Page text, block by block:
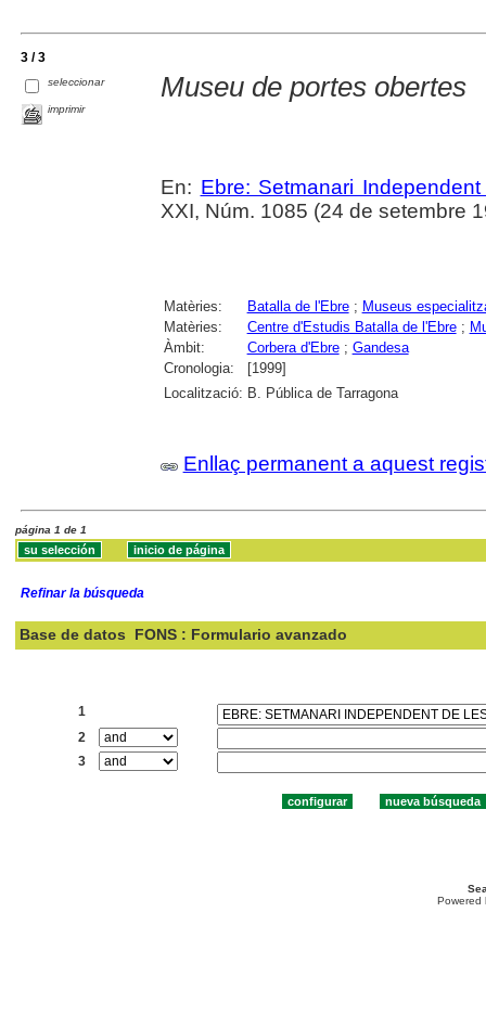
3 / 3
seleccionar
imprimir
Museu de portes obertes
En: Ebre: Setmanari
XXI, Núm. 1085 (24 de setembre
Matèries: Batalla de l'Ebre; Museus
Matèries:
Centre d'Estudis Batalla de l'Ebre;
Àmbit:
Corbera d'Ebre; Gandesa
Cronologia:
[1999]
Localització: B. Pública de Tarragona
Enllaç permanent a aquest
página 1 de 1
Refinar la búsqueda
Base de datos FONS : Formulario avanzado
1
2
3
Powered